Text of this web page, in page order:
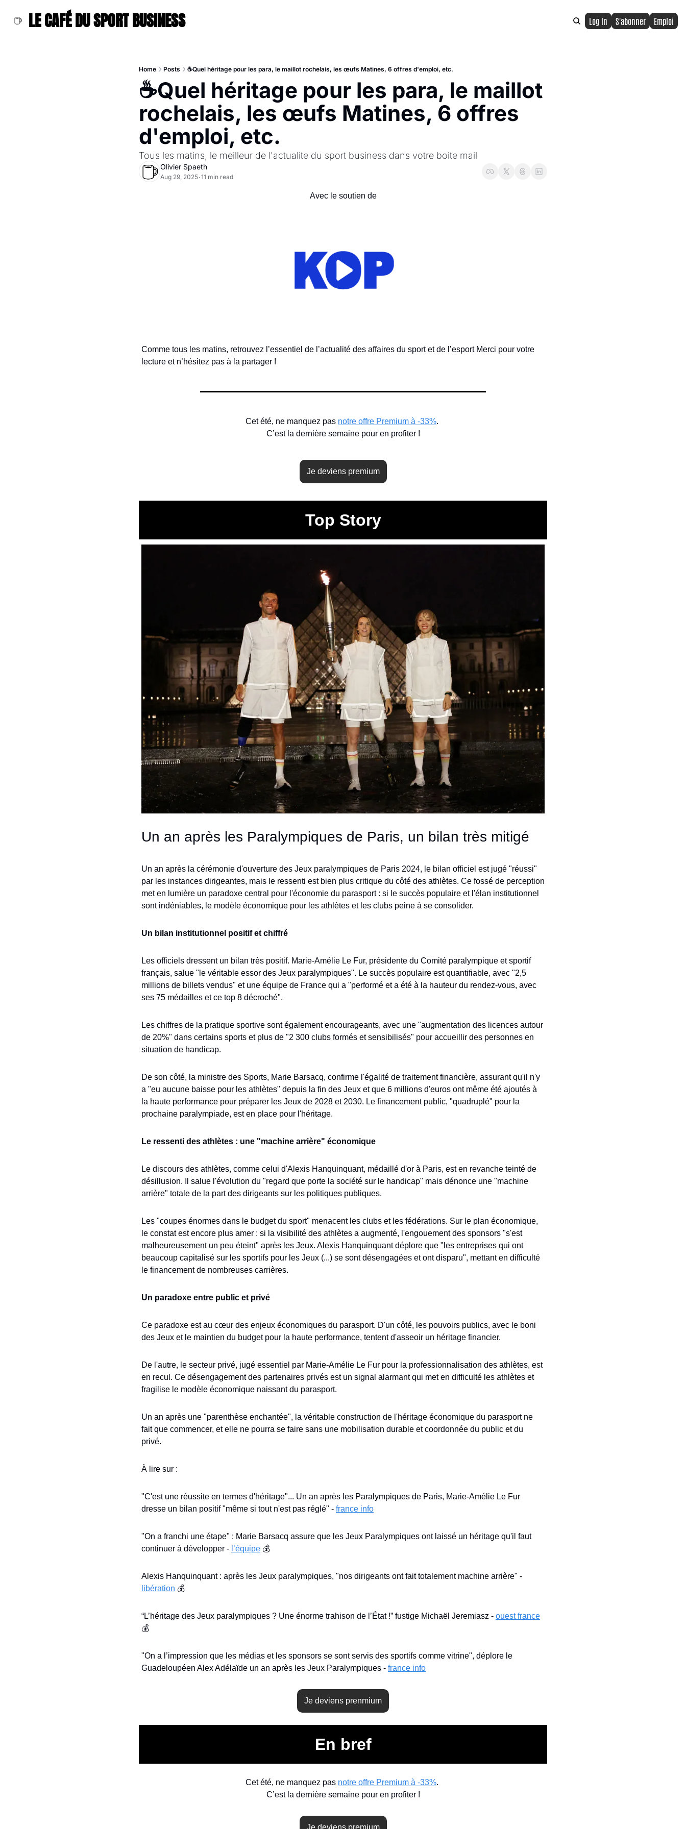
LE CAFÉ DU SPORT BUSINESS Log In S'abonner Emploi
Home Posts ☕Quel héritage pour les para, le maillot rochelais, les œufs Matines, 6 offres d'emploi, etc.
☕Quel héritage pour les para, le maillot
rochelais, les œufs Matines, 6 offres
d'emploi, etc.
Tous les matins, le meilleur de l'actualite du sport business dans votre boite mail
Olivier Spaeth
Aug 29, 2025•11 min read
Avec le soutien de
Comme tous les matins, retrouvez l’essentiel de l’actualité des affaires du sport et de l’esport Merci pour votre
lecture et n’hésitez pas à la partager !
Cet été, ne manquez pas notre offre Premium à -33%.
C’est la dernière semaine pour en profiter !
Je deviens premium
Top Story
Un an après les Paralympiques de Paris, un bilan très mitigé
Un an après la cérémonie d'ouverture des Jeux paralympiques de Paris 2024, le bilan officiel est jugé "réussi"
par les instances dirigeantes, mais le ressenti est bien plus critique du côté des athlètes. Ce fossé de perception
met en lumière un paradoxe central pour l'économie du parasport : si le succès populaire et l'élan institutionnel
sont indéniables, le modèle économique pour les athlètes et les clubs peine à se consolider.
Un bilan institutionnel positif et chiffré
Les officiels dressent un bilan très positif. Marie-Amélie Le Fur, présidente du Comité paralympique et sportif
français, salue "le véritable essor des Jeux paralympiques". Le succès populaire est quantifiable, avec "2,5
millions de billets vendus" et une équipe de France qui a "performé et a été à la hauteur du rendez-vous, avec
ses 75 médailles et ce top 8 décroché".
Les chiffres de la pratique sportive sont également encourageants, avec une "augmentation des licences autour
de 20%" dans certains sports et plus de "2 300 clubs formés et sensibilisés" pour accueillir des personnes en
situation de handicap.
De son côté, la ministre des Sports, Marie Barsacq, confirme l'égalité de traitement financière, assurant qu'il n'y
a "eu aucune baisse pour les athlètes" depuis la fin des Jeux et que 6 millions d'euros ont même été ajoutés à
la haute performance pour préparer les Jeux de 2028 et 2030. Le financement public, "quadruplé" pour la
prochaine paralympiade, est en place pour l'héritage.
Le ressenti des athlètes : une "machine arrière" économique
Le discours des athlètes, comme celui d'Alexis Hanquinquant, médaillé d'or à Paris, est en revanche teinté de
désillusion. Il salue l'évolution du "regard que porte la société sur le handicap" mais dénonce une "machine
arrière" totale de la part des dirigeants sur les politiques publiques.
Les "coupes énormes dans le budget du sport" menacent les clubs et les fédérations. Sur le plan économique,
le constat est encore plus amer : si la visibilité des athlètes a augmenté, l'engouement des sponsors "s'est
malheureusement un peu éteint" après les Jeux. Alexis Hanquinquant déplore que "les entreprises qui ont
beaucoup capitalisé sur les sportifs pour les Jeux (...) se sont désengagées et ont disparu", mettant en difficulté
le financement de nombreuses carrières.
Un paradoxe entre public et privé
Ce paradoxe est au cœur des enjeux économiques du parasport. D'un côté, les pouvoirs publics, avec le boni
des Jeux et le maintien du budget pour la haute performance, tentent d'asseoir un héritage financier.
De l'autre, le secteur privé, jugé essentiel par Marie-Amélie Le Fur pour la professionnalisation des athlètes, est
en recul. Ce désengagement des partenaires privés est un signal alarmant qui met en difficulté les athlètes et
fragilise le modèle économique naissant du parasport.
Un an après une "parenthèse enchantée", la véritable construction de l'héritage économique du parasport ne
fait que commencer, et elle ne pourra se faire sans une mobilisation durable et coordonnée du public et du
privé.
À lire sur :
"C'est une réussite en termes d'héritage"... Un an après les Paralympiques de Paris, Marie-Amélie Le Fur
dresse un bilan positif "même si tout n'est pas réglé" - france info
"On a franchi une étape" : Marie Barsacq assure que les Jeux Paralympiques ont laissé un héritage qu'il faut
continuer à développer - l’équipe 💰
libération 💰
“L’héritage des Jeux paralympiques ? Une énorme trahison de l’État !” fustige Michaël Jeremiasz - ouest france
💰
"On a l’impression que les médias et les sponsors se sont servis des sportifs comme vitrine", déplore le
Guadeloupéen Alex Adélaïde un an après les Jeux Paralympiques - france info
Je deviens prenmium
En bref
Cet été, ne manquez pas notre offre Premium à -33%.
C’est la dernière semaine pour en profiter !
Je deviens premium